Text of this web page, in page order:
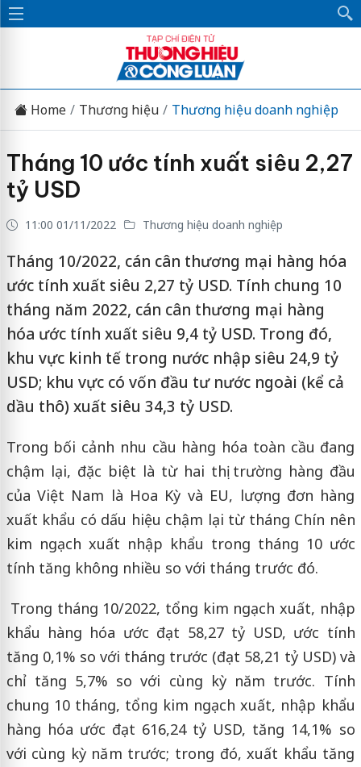
Home Thương hiệu Thương hiệu doanh nghiệp
Tháng 10 ước tính xuất siêu 2,27
tỷ USD
11:00 01/11/2022 Thương hiệu doanh nghiệp
Tháng 10/2022, cán cân thương mại hàng hóa
ước tính xuất siêu 2,27 tỷ USD. Tính chung 10
tháng năm 2022, cán cân thương mại hàng
hóa ước tính xuất siêu 9,4 tỷ USD. Trong đó,
khu vực kinh tế trong nước nhập siêu 24,9 tỷ
USD; khu vực có vốn đầu tư nước ngoài (kể cả
dầu thô) xuất siêu 34,3 tỷ USD.
Trong bối cảnh nhu cầu hàng hóa toàn cầu đang
chậm lại, đặc biệt là từ hai thị trường hàng đầu
của Việt Nam là Hoa Kỳ và EU, lượng đơn hàng
xuất khẩu có dấu hiệu chậm lại từ tháng Chín nên
kim ngạch xuất nhập khẩu trong tháng 10 ước
tính tăng không nhiều so với tháng trước đó.
Trong tháng 10/2022, tổng kim ngạch xuất, nhập
khẩu hàng hóa ước đạt 58,27 tỷ USD, ước tính
tăng 0,1% so với tháng trước (đạt 58,21 tỷ USD) và
chỉ tăng 5,7% so với cùng kỳ năm trước. Tính
chung 10 tháng, tổng kim ngạch xuất, nhập khẩu
hàng hóa ước đạt 616,24 tỷ USD, tăng 14,1% so
với cùng kỳ năm trước; trong đó, xuất khẩu tăng